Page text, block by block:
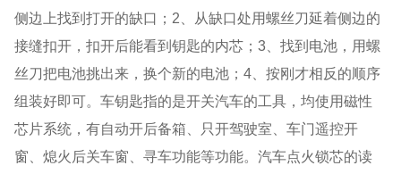
侧边上找到打开的缺口；2、从缺口处用螺丝刀延着侧边的
接缝扣开，扣开后能看到钥匙的内芯；3、找到电池，用螺
丝刀把电池挑出来，换个新的电池；4、按刚才相反的顺序
组装好即可。车钥匙指的是开关汽车的工具，均使用磁性
芯片系统，有自动开后备箱、只开驾驶室、车门遥控开
窗、熄火后关车窗、寻车功能等功能。汽车点火锁芯的读